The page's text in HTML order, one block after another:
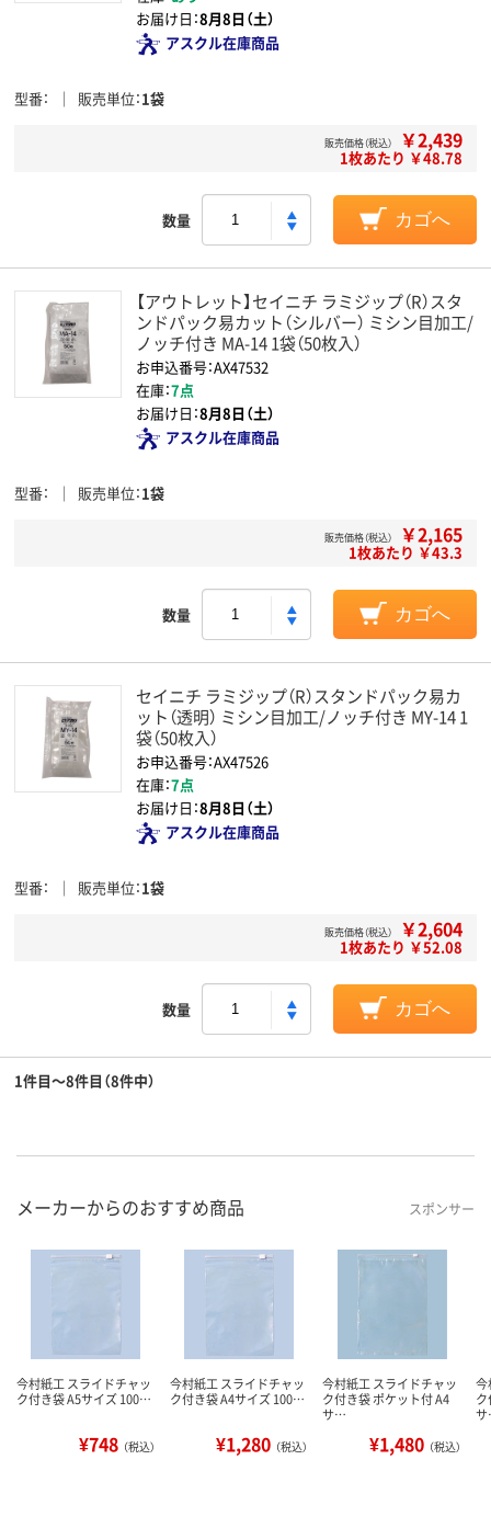
お届け日：8月8日（土）
アスクル在庫商品
型番 販売単位 1袋
販売価格（税込） ￥2,439
1枚あたり ￥48.78
数量 カゴへ
【アウトレット】セイニチ ラミジップ（R）スタ
ンドパック易カット（シルバー） ミシン目加工/
ノッチ付き MA-14 1袋（50枚入）
お申込番号：AX47532
在庫：7点
お届け日：8月8日（土）
アスクル在庫商品
型番 販売単位 1袋
販売価格（税込） ￥2,165
1枚あたり ￥43.3
数量 カゴへ
セイニチ ラミジップ（R）スタンドパック易カ
ット（透明） ミシン目加工/ノッチ付き MY-14 1
袋（50枚入）
お申込番号：AX47526
在庫：7点
お届け日：8月8日（土）
アスクル在庫商品
型番 販売単位 1袋
販売価格（税込） ￥2,604
1枚あたり ￥52.08
数量 カゴへ
1件目～8件目（8件中）
メーカーからのおすすめ商品 スポンサー
今村紙工 スライドチャッ
ク付き袋 A5サイズ 100…
¥748 （税込）
今村紙工 スライドチャッ
ク付き袋 A4サイズ 100…
¥1,280 （税込）
今村紙工 スライドチャッ
ク付き袋 ポケット付 A4
サ…
¥1,480 （税込）
今